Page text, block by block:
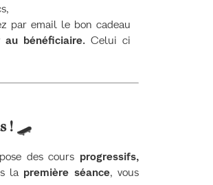
par email le bon cadeau
bénéficiaire.Celui ci
! 🛹
des cours progressifs,
la première séance, vous